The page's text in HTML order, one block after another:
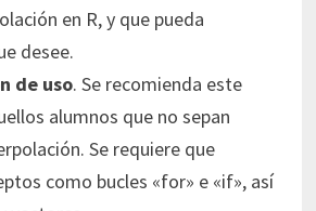
en R, y que pueda
desee.
de uso. Se recomienda este
alumnos que no sepan
Se requiere que
como bucles «for» e «if», así